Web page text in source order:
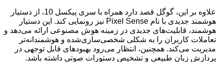
علاوه بر این، گوگل قصد دارد همراه با سری پیکسل 10، از دستیار
هوشمند جدیدی با نام Pixel Sense نیز رونمایی کند. این دستیار
هوشمند، قابلیت‌های جدیدی در زمینه هوش مصنوعی ارائه می‌دهد و
تعاملات کاربران را به شکلی شخصی‌سازی‌شده و هوشمندانه‌تر
مدیریت می‌کند. همچنین، انتظار می‌رود بهبودهای قابل توجهی در
پردازش زبان طبیعی و تشخیص دستورات صوتی داشته باشد.